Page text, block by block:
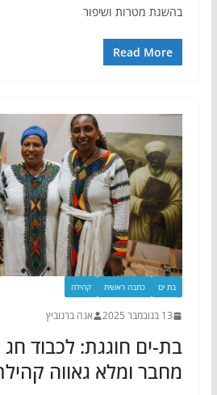
בהשגת מטרות ושיפור
Read More
בת ים כתבה ראשית קהילה
13 בנובמבר 2025 אנה ברנוביץ
בת-ים חוגגת: לכבוד חג
מחבר ומלא גאווה